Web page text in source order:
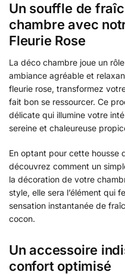
Un souffle de
chambre avec
Fleurie Rose
La déco chambre joue un
ambiance agréable et
fleurie rose, transformez
fait bon se ressourcer. Ce
délicate qui illumine votre
sereine et chaleureuse
En optant pour cette housse
découvrez comment un
la décoration de votre
style, elle sera l’élément qui
sensation instantanée de
cocon.
Un accessoire
confort optimisé